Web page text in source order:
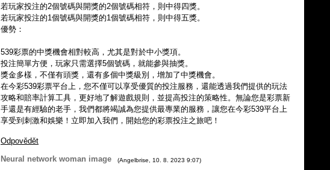
若玩家投注的2個號碼與開獎的2個號碼相符，則中得四獎。
若玩家投注的1個號碼與開獎的1個號碼相符，則中得五獎。
優勢：
539彩票的中獎機會相對較高，尤其是對於中小獎項。
投注簡單方便，玩家只需選擇5個號碼，就能參與抽獎。
獎金多樣，不僅有頭獎，還有多個中獎級別，增加了中獎機會。
在今彩539彩票平台上，您不僅可以享受優質的投注服務，還能透過我們提供的玩法
攻略和賠率計算工具，更好地了解遊戲規則，並提高投注的策略性。無論您是彩票新
手還是有經驗的老手，我們都將竭誠為您提供最專業的服務，讓您在今彩539平台上
享受到刺激和娛樂！立即加入我們，開始您的彩票投注之旅吧！
Odpovědět
Neural network woman image
(Angelbrise 10. 8. 2023 9:07)